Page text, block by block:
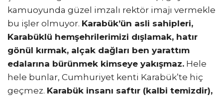
kamuoyunda güzel imzalı rektör imajı vermekle
bu işler olmuyor. Karabük’ün asli sahipleri,
Karabüklü hemşehrilerimizi dışlamak, hatır
gönül kırmak, alçak dağları ben yarattım
edalarına bürünmek kimseye yakışmaz. Hele
hele bunlar, Cumhuriyet kenti Karabük’te hiç
geçmez. Karabük insanı saftır (kalbi temizdir),